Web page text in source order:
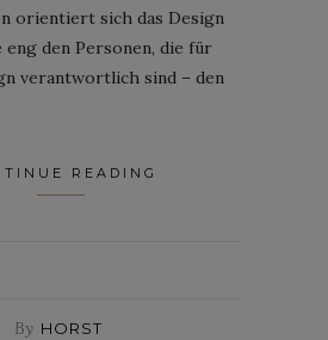
orientiert sich das Design
den Personen, die für
verantwortlich sind – den
READING
By HORST